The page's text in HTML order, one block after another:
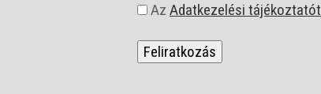
a
z
Az Adatkezelési tájékoztatót